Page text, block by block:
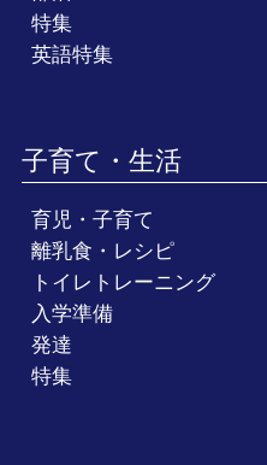
特集
英語特集
子育て・生活
育児・子育て
離乳食・レシピ
トイレトレーニング
入学準備
発達
特集